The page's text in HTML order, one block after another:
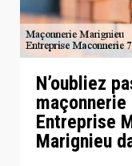
N’oubliez
Entreprise
Marignieu